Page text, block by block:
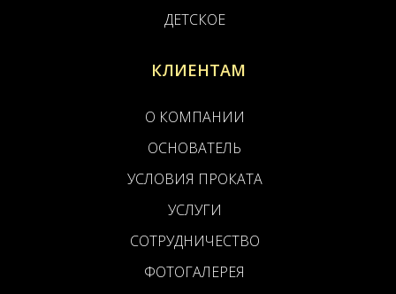
ДЕТСКОЕ
КЛИЕНТАМ
О КОМПАНИИ
ОСНОВАТЕЛЬ
УСЛОВИЯ ПРОКАТА
УСЛУГИ
СОТРУДНИЧЕСТВО
ФОТОГАЛЕРЕЯ